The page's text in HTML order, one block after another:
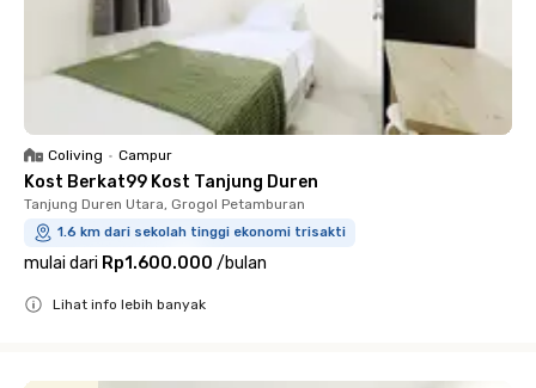
Coliving • Campur
Kost Berkat99 Kost Tanjung Duren
Tanjung Duren Utara, Grogol Petamburan
1.6 km dari sekolah tinggi ekonomi trisakti
mulai dari Rp1.600.000 /bulan
Lihat info lebih banyak